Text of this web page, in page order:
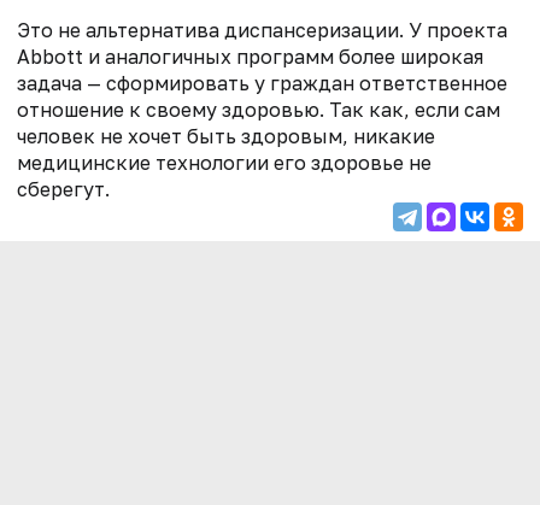
Это не альтернатива диспансеризации. У проекта
Abbott и аналогичных программ более широкая
задача — сформировать у граждан ответственное
отношение к своему здоровью. Так как, если сам
человек не хочет быть здоровым, никакие
медицинские технологии его здоровье не
сберегут.